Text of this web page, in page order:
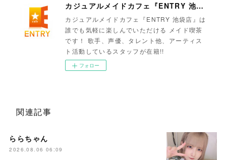
カジュアルメイドカフェ『ENTRY 池袋店』
カジュアルメイドカフェ『ENTRY 池袋店』は
誰でも気軽に楽しんでいただける メイド喫茶
です！ 歌手、声優、タレント他、アーティス
ト活動しているスタッフが在籍!!
フォロー
関連記事
ららちゃん
2026.08.06 06:09